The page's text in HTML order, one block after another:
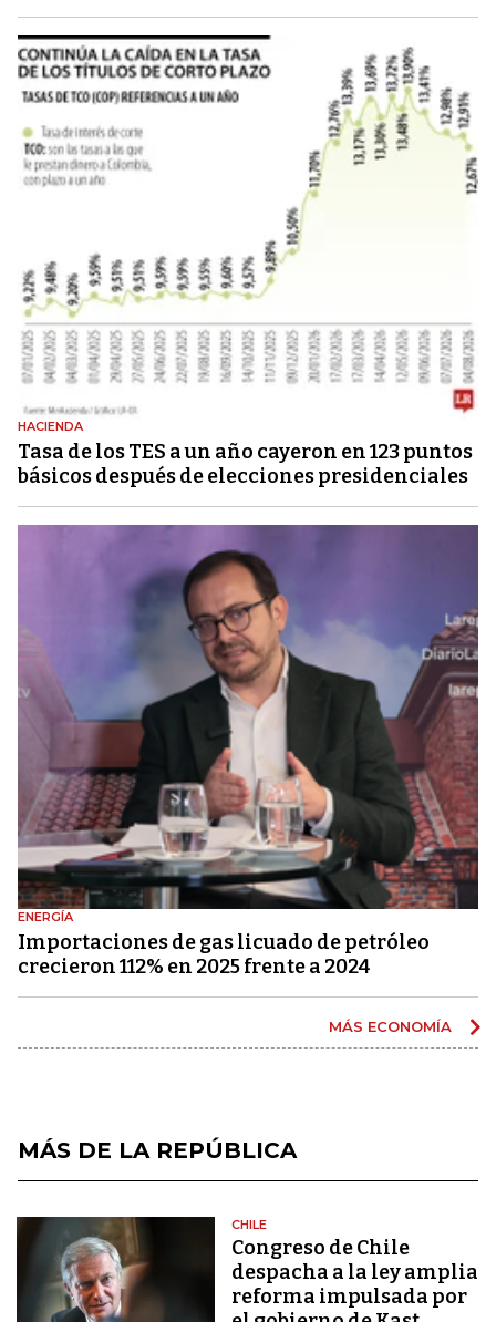
HACIENDA
Tasa de los TES a un año cayeron en 123 puntos
básicos después de elecciones presidenciales
ENERGÍA
Importaciones de gas licuado de petróleo
crecieron 112% en 2025 frente a 2024
MÁS ECONOMÍA
MÁS DE LA REPÚBLICA
CHILE
Congreso de Chile
despacha a la ley amplia
reforma impulsada por